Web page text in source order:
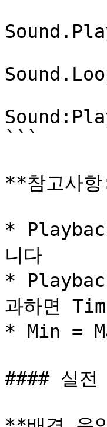
```
**참고사
*
니다
*
과하면
* Min =
#### 실전